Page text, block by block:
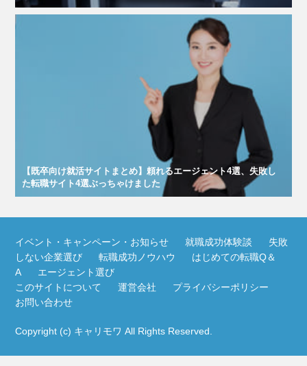
【既卒向け就活サイトまとめ】頼れるエージェント4選、失敗し
た転職サイト4選ぶっちゃけました
イベント・キャンペーン・お知らせ 就職成功体験談
失敗
しない企業選び
転職成功ノウハウ
はじめての転職Q＆
A
エージェント選び
このサイトについて
運営会社
プライバシーポリシー
お問い合わせ
Copyright (c) キャリモワ All Rights Reserved.